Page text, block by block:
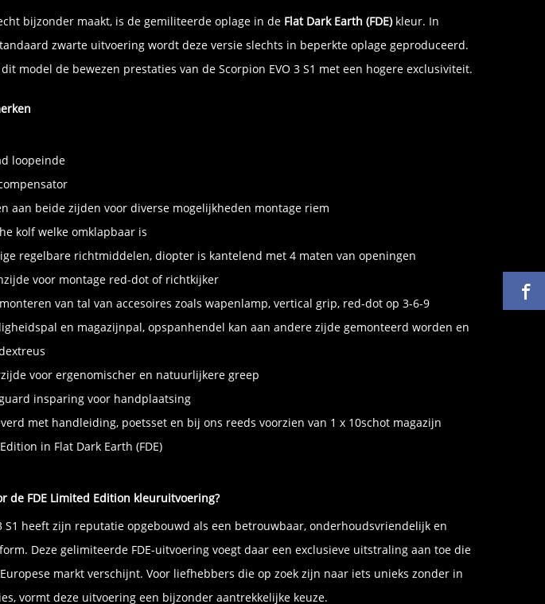
bijzonder maakt, is de gemiliteerde oplage in de Flat Dark Earth (FDE)kleur. In
zwarte uitvoering wordt deze versie slechts in beperkte oplage geproduceerd.
model de bewezen prestaties van de Scorpion EVO 3 S1 met een hogere exclusiviteit.
loopeinde
aan beide zijden voor diverse mogelijkheden montage riem
kolf welke omklapbaar is
regelbare richtmiddelen, diopter is kantelend met 4 maten van openingen
voor montage red-dot of richtkijker
van tal van accesoires zoals wapenlamp, vertical grip, red-dot op 3-6-9
en magazijnpal, opspanhendel kan aan andere zijde gemonteerd worden en
voor ergenomischer en natuurlijkere greep
insparing voor handplaatsing
met handleiding, poetsset en bij ons reeds voorzien van 1 x 10schot magazijn
in Flat Dark Earth (FDE)
de FDE Limited Edition kleuruitvoering?
S1 heeft zijn reputatie opgebouwd als een betrouwbaar, onderhoudsvriendelijk en
Deze gelimiteerde FDE-uitvoering voegt daar een exclusieve uitstraling aan toe die
markt verschijnt. Voor liefhebbers die op zoek zijn naar iets unieks zonder in
vormt deze uitvoering een bijzonder aantrekkelijke keuze.